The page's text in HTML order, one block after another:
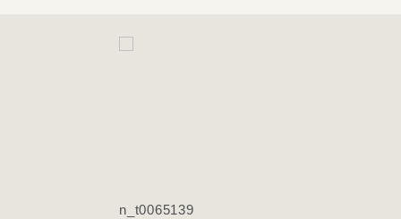
n_t0065139